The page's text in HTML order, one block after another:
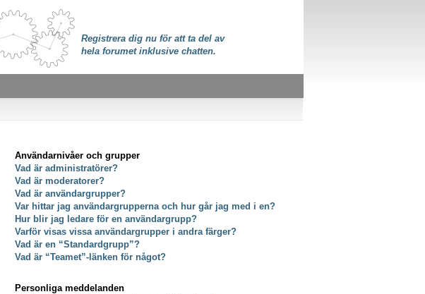
Registrera dig nu för att ta del av
hela forumet inklusive chatten.
Användarnivåer och grupper
Vad är administratörer?
Vad är moderatorer?
Vad är användargrupper?
Var hittar jag användargrupperna och hur går jag med i en?
Hur blir jag ledare för en användargrupp?
Varför visas vissa användargrupper i andra färger?
Vad är en “Standardgrupp”?
Vad är “Teamet”-länken för något?
Personliga meddelanden